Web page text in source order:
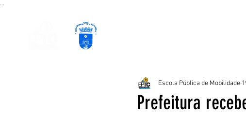
Prefeitura
Escola Pública de Mobilidade